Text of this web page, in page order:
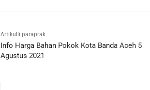
Artikulli paraprak
Info Harga Bahan Pokok Kota Banda Aceh 5
Agustus 2021